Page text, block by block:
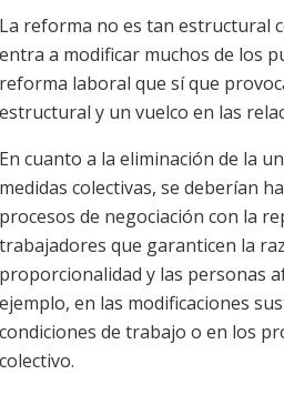
La reforma no es tan estructural
entra a modificar muchos de los
reforma laboral que sí que
estructural y un vuelco en las
En cuanto a la eliminación de la
medidas colectivas, se deberían
procesos de negociación con la
trabajadores que garanticen la
proporcionalidad y las personas
ejemplo, en las modificaciones
condiciones de trabajo o en los
colectivo.